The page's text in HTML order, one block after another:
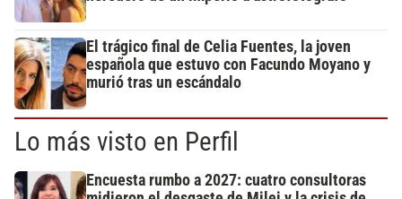
El trágico final de Celia Fuentes, la joven
española que estuvo con Facundo Moyano y
murió tras un escándalo
Lo más visto en Perfil
Encuesta rumbo a 2027: cuatro consultoras